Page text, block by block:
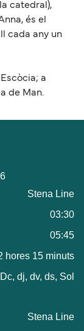
catedral),
és el
cada any un
a
de Man.
Stena Line
03:30
05:45
hores 15 minuts
Dc, dj, dv, ds, Sol
Stena Line